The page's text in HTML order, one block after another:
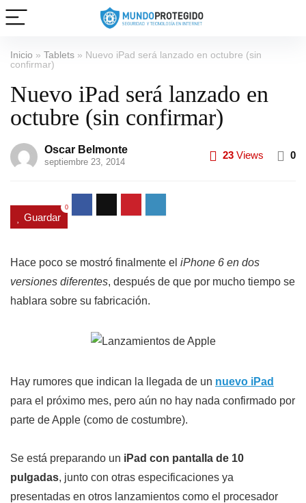
Inicio » Tablets » Nuevo iPad será lanzado en octubre (sin
confirmar)
Nuevo iPad será lanzado en
octubre (sin confirmar)
Oscar Belmonte
septiembre 23, 2014
23 Views 0
Guardar
0
Hace poco se mostró finalmente el iPhone 6 en dos
versiones diferentes, después de que por mucho tiempo se
hablara sobre su fabricación.
Hay rumores que indican la llegada de un nuevo iPad
para el próximo mes, pero aún no hay nada confirmado por
parte de Apple (como de costumbre).
Se está preparando un iPad con pantalla de 10
pulgadas, junto con otras especificaciones ya
presentadas en otros lanzamientos como el procesador